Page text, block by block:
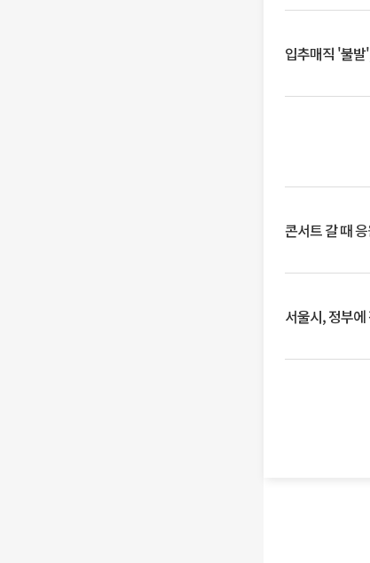
입추매직 '불
콘서트 갈 때
서울시, 정부